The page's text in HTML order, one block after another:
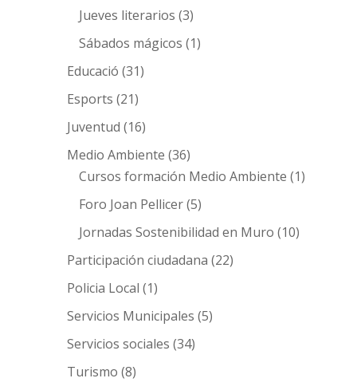
Jueves literarios (3)
Sábados mágicos (1)
Educació (31)
Esports (21)
Juventud (16)
Medio Ambiente (36)
Cursos formación Medio Ambiente (1)
Foro Joan Pellicer(5)
Jornadas Sostenibilidad en Muro (10)
Participación ciudadana (22)
Policia Local (1)
Servicios Municipales (5)
Servicios sociales (34)
Turismo (8)